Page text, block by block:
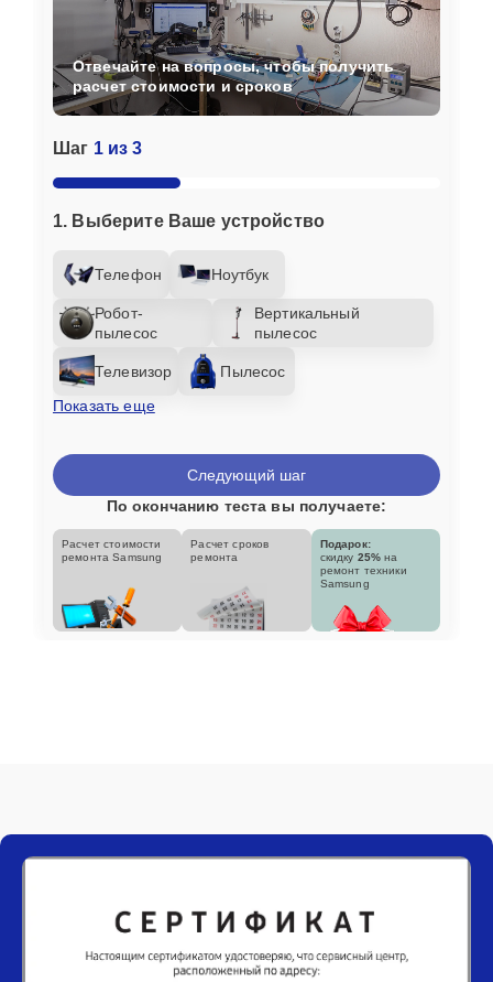
Шаг 1 из 3
1. Выберите Ваше устройство
Телефон Ноутбук
Робот-
пылесос
Вертикальный
пылесос
Телевизор
Пылесос
Показать еще
Отвечайте на вопросы, чтобы получить
расчет стоимости и сроков
Следующий шаг
По окончанию теста вы получаете:
Расчет стоимости
ремонта Samsung
Расчет сроков
ремонта
Подарок:
скидку 25% на
ремонт техники
Samsung